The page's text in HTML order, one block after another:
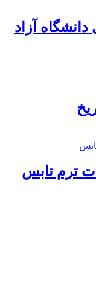
آزاد
ترم تابس